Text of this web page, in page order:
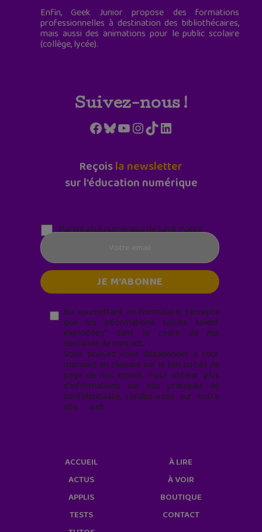
Enfin, Geek Junior propose des formations
professionnelles à destination des bibliothécaires,
mais aussi des animations pour le public scolaire
(collège, lycée).
Suivez-nous !
Facebook
Bluesky
YouTube
Instagram
TikTokLinkedIn
Reçoisla newsletter
sur l'éducation numérique
Parentalité numérique (le lundi matin)
En soumettant ce formulaire, j’accepte
que les informations saisies soient
exploitées* dans le cadre de ma
demande de contact.
Vous pouvez vous désabonner à tout
moment en cliquant sur le lien en bas de
page de nos emails. Pour obtenir plus
d'informations sur nos pratiques de
confidentialité, rendez-vous sur notre
site web
ACCUEIL
ACTUS
APPLIS
TESTS
À LIRE
À VOIR
BOUTIQUE
CONTACT